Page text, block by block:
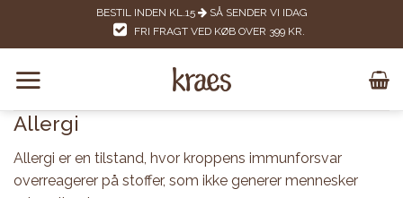
BESTIL INDEN KL.15
SÅ SENDER VI IDAG
FRI FRAGT VED KØB OVER 399 KR.
Allergi
Allergi er en tilstand, hvor kroppens immunforsvar
overreagerer på stoffer, som ikke generer mennesker